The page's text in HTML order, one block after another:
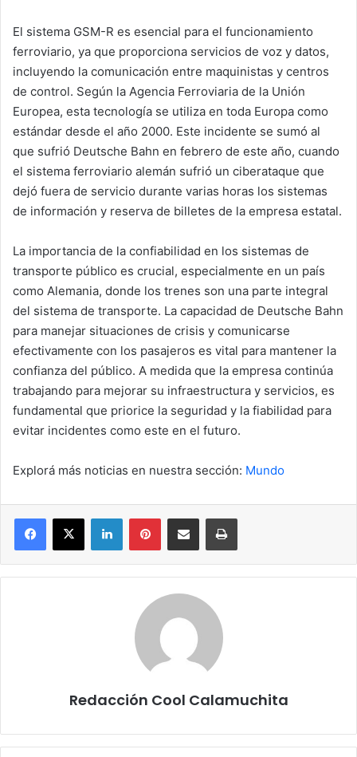
El sistema GSM-R es esencial para el funcionamiento
ferroviario, ya que proporciona servicios de voz y datos,
incluyendo la comunicación entre maquinistas y centros
de control. Según la Agencia Ferroviaria de la Unión
Europea, esta tecnología se utiliza en toda Europa como
estándar desde el año 2000. Este incidente se sumó al
que sufrió Deutsche Bahn en febrero de este año, cuando
el sistema ferroviario alemán sufrió un ciberataque que
dejó fuera de servicio durante varias horas los sistemas
de información y reserva de billetes de la empresa estatal.
La importancia de la confiabilidad en los sistemas de
transporte público es crucial, especialmente en un país
como Alemania, donde los trenes son una parte integral
del sistema de transporte. La capacidad de Deutsche Bahn
para manejar situaciones de crisis y comunicarse
efectivamente con los pasajeros es vital para mantener la
confianza del público. A medida que la empresa continúa
trabajando para mejorar su infraestructura y servicios, es
fundamental que priorice la seguridad y la fiabilidad para
evitar incidentes como este en el futuro.
Explorá más noticias en nuestra sección: Mundo
Facebook
X LinkedInPinterestCompartir por correo electrónicoImprimir
Redacción Cool Calamuchita